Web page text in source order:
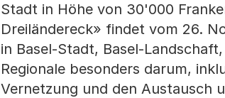
Stadt in Höhe von 30'000
Dreiländereck» findet vom 26.
in Basel-Stadt, Basel-
Regionale besonders darum,
Vernetzung und den Austausch